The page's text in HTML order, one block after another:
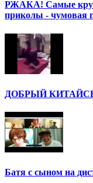
РЖАКА! Самые
приколы - чумовая
ДОБРЫЙ
Батя с сыном на